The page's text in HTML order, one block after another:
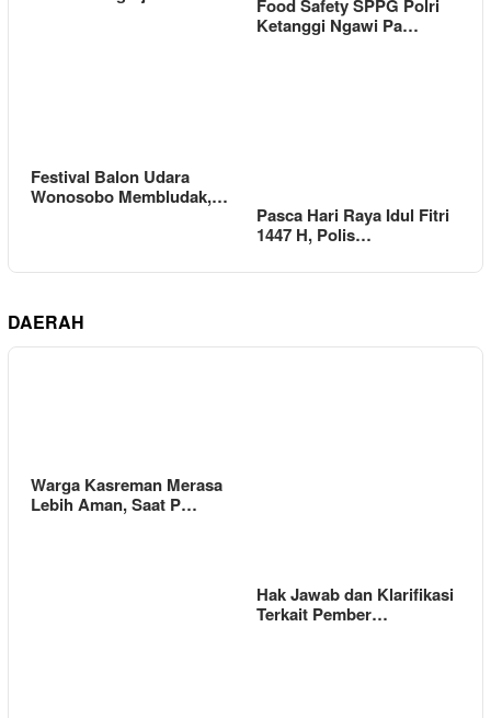
Food Safety SPPG Polri
Ketanggi Ngawi Pa…
Festival Balon Udara
Wonosobo Membludak,…
Pasca Hari Raya Idul Fitri
1447 H, Polis…
DAERAH
Warga Kasreman Merasa
Lebih Aman, Saat P…
Hak Jawab dan Klarifikasi
Terkait Pember…